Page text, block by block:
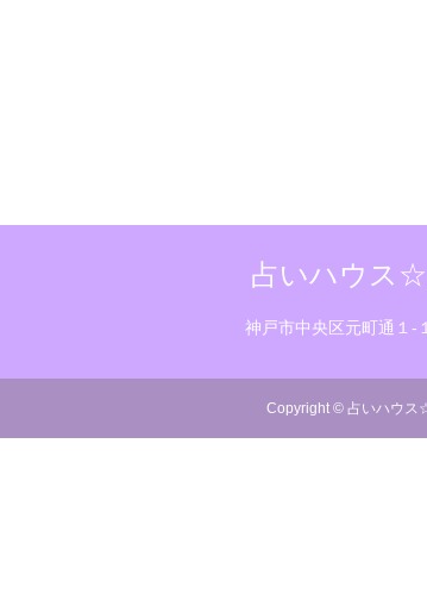
占いハウス
神戸市中央区元町通１‐
Copyright © 占いハウス